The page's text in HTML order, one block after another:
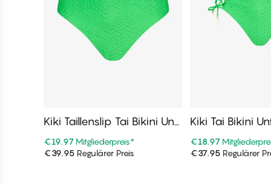
In den Warenkorb
Kiki Taillenslip Tai Bikini Unt
€19.97 Mitgliederpreis*
€39.95 Regulärer Preis In den
Kiki Tai Bikini
€18.97
€37.95 Regulärer